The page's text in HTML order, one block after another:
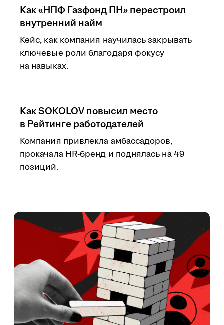
Как «НПФ Газфонд ПН» перестроил
внутренний найм
Кейс, как компания научилась закрывать
ключевые роли благодаря фокусу
на навыках.
Как SOKOLOV повысил место
в Рейтинге работодателей
Компания привлекла амбассадоров,
прокачала HR-бренд и поднялась на 49
позиций.